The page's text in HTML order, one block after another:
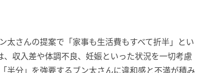
太さんの提案で「家事も生活費もすべて折半」とい
、収入差や体調不良、妊娠といった状況を一切考慮
半分」を強要するブン太さんに違和感と不満が積み